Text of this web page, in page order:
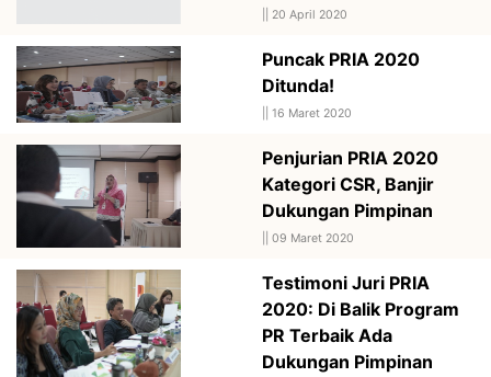
20 April 2020
Puncak PRIA 2020
Ditunda!
16 Maret 2020
Penjurian PRIA 2020
Kategori CSR, Banjir
Dukungan Pimpinan
09 Maret 2020
Testimoni Juri PRIA
2020: Di Balik Program
PR Terbaik Ada
Dukungan Pimpinan